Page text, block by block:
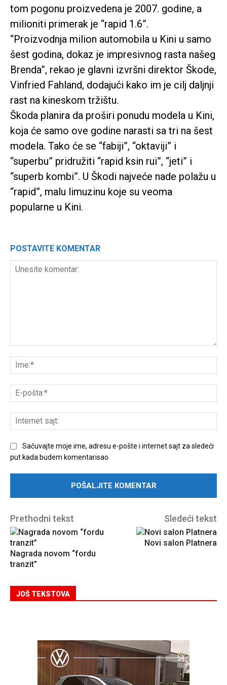
tom pogonu proizvedena je 2007. godine, a
milioniti primerak je “rapid 1.6”.
“Proizvodnja milion automobila u Kini u samo
šest godina, dokaz je impresivnog rasta našeg
Brenda”, rekao je glavni izvršni direktor Škode,
Vinfried Fahland, dodajući kako im je cilj daljnji
rast na kineskom tržištu.
Škoda planira da proširi ponudu modela u Kini,
koja će samo ove godine narasti sa tri na šest
modela. Tako će se “fabiji”, “oktaviji” i
“superbu” pridružiti “rapid ksin rui”, “jeti” i
“superb kombi”. U Škodi najveće nade polažu u
“rapid”, malu limuzinu koje su veoma
popularne u Kini.
POSTAVITE KOMENTAR
komentar:
Sačuvajte moje ime, adresu e-pošte i internet sajt za sledeći
put kada budem komentarisao.
Prethodni tekst
Nagrada novom “fordu
tranzit”
Sledeći tekst
Novi salon Platnera
JOŠ TEKSTOVA